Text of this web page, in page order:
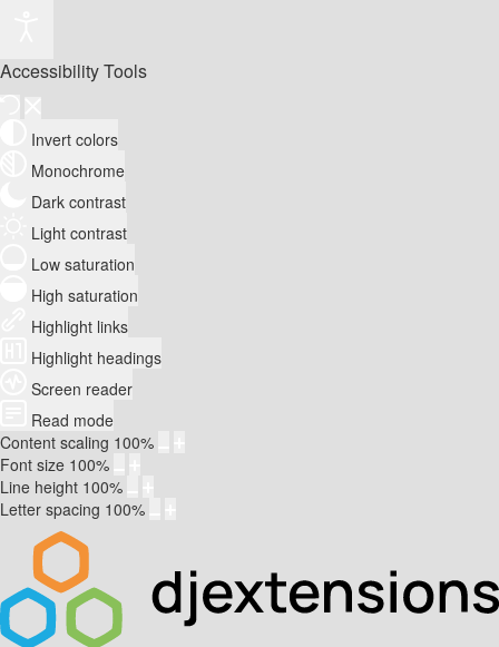
Accessibility Tools
Invert colors
Monochrome
Dark contrast
Light contrast
Low saturation
High saturation
Highlight links
Highlight headings
Screen reader
Read mode
Content scaling 100%
Font size 100%
Line height 100%
Letter spacing 100%